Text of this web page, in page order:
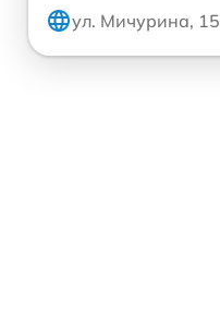
ул. Мичурина, 15